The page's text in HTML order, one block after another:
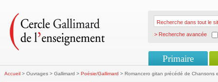
> Recherche avancée
Primaire
Accueil > Ouvrages > Gallimard > Poésie/Gallimard > Romancero gitan précédé de Chansons